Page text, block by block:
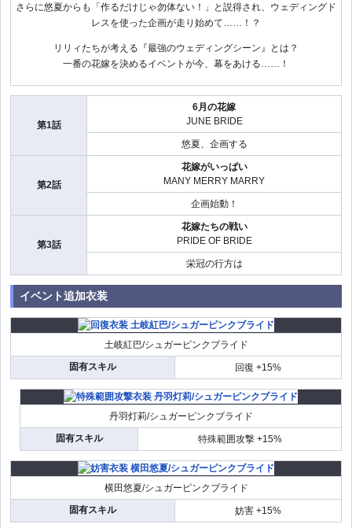
さらに悠夏からも「作るだけじゃ勿体ない！」と説得され、ウェディングド
レスを使った企画が走り始めて……！？
リリィたちが考える『最強のウェディングシーン』とは？
一番の花嫁を決めるイベントが今、幕をあける……！
第1話
6月の花嫁
JUNE BRIDE
悠夏、企画する
第2話
花嫁がいっぱい
MANY MERRY MARRY
企画始動！
第3話
花嫁たちの戦い
PRIDE OF BRIDE
栄冠の行方は
イベント追加衣装
土岐紅巴/シュガーピンクブライド
固有スキル
回復 +15%
丹羽灯莉/シュガーピンクブライド
固有スキル
特殊範囲攻撃 +15%
横田悠夏/シュガーピンクブライド
固有スキル
妨害 +15%